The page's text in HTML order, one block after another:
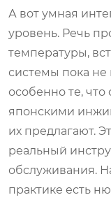
А вот умная
уровень. Речь
температуры,
системы пока не
особенно те,
японскими
их предлагают.
реальный
обслуживания.
практике есть